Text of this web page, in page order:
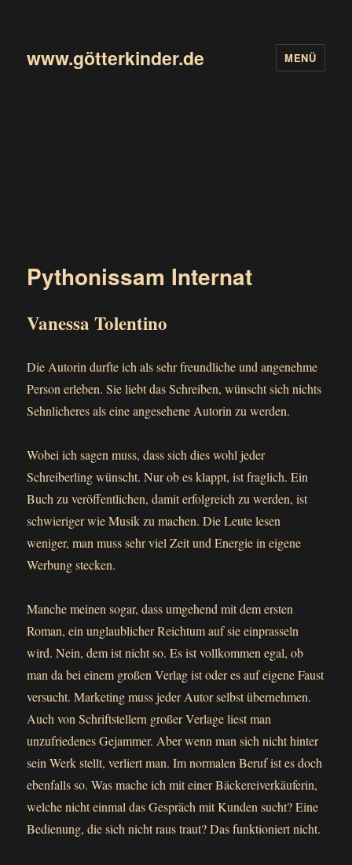
www.götterkinder.de MENÜ
Pythonissam Internat
Vanessa Tolentino
Die Autorin durfte ich als sehr freundliche und angenehme
Person erleben. Sie liebt das Schreiben, wünscht sich nichts
Sehnlicheres als eine angesehene Autorin zu werden.
Wobei ich sagen muss, dass sich dies wohl jeder
Schreiberling wünscht. Nur ob es klappt, ist fraglich. Ein
Buch zu veröffentlichen, damit erfolgreich zu werden, ist
schwieriger wie Musik zu machen. Die Leute lesen
weniger, man muss sehr viel Zeit und Energie in eigene
Werbung stecken.
Manche meinen sogar, dass umgehend mit dem ersten
Roman, ein unglaublicher Reichtum auf sie einprasseln
wird. Nein, dem ist nicht so. Es ist vollkommen egal, ob
man da bei einem großen Verlag ist oder es auf eigene Faust
versucht. Marketing muss jeder Autor selbst übernehmen.
Auch von Schriftstellern großer Verlage liest man
unzufriedenes Gejammer. Aber wenn man sich nicht hinter
sein Werk stellt, verliert man. Im normalen Beruf ist es doch
ebenfalls so. Was mache ich mit einer Bäckereiverkäuferin,
welche nicht einmal das Gespräch mit Kunden sucht? Eine
Bedienung, die sich nicht raus traut? Das funktioniert nicht.